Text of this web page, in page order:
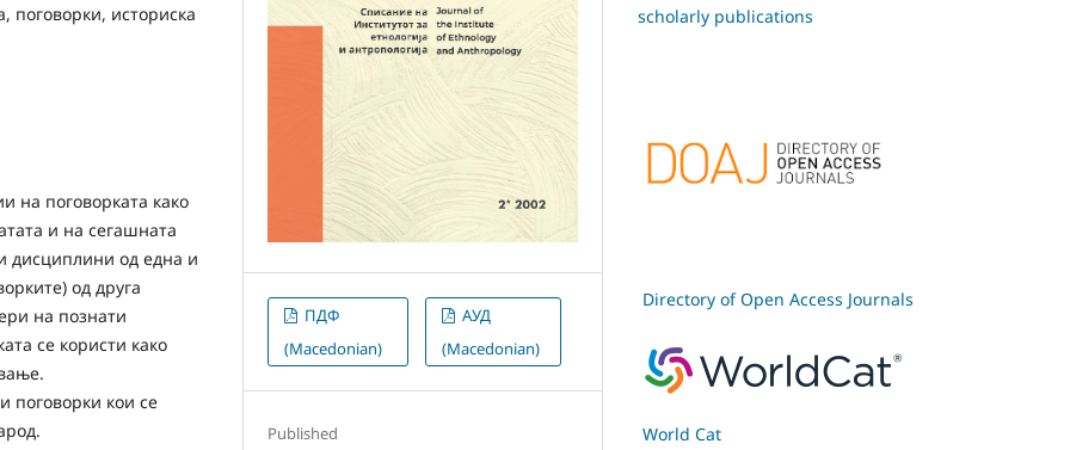
поговорки, историска
на поговорката како
и на сегашната
дисциплини од една и
од друга
на познати
се користи како
поговорки кои се
ПДФ
(Macedonian)
АУД
(Macedonian)
Published
scholarly publications
Directory of Open Access Journals
World Cat